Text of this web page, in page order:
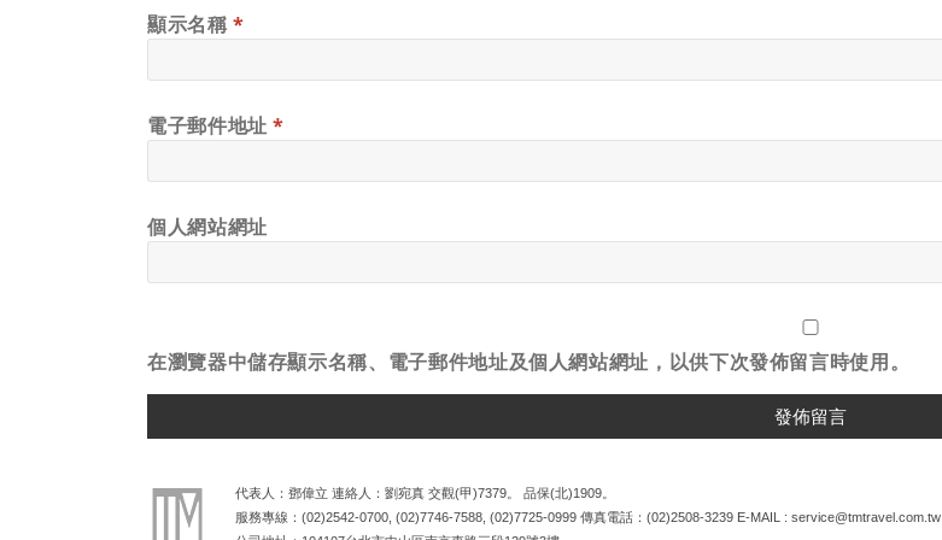
顯示名稱*
電子郵件地址*
個人網站網址
在瀏覽器中儲存顯示名稱、電子郵件地址及個人網站網址，以供下次發佈留言時使用。
代表人：鄧偉立 連絡人：劉宛真 交觀(甲)7379。 品保(北)1909。
服務專線： (02)2542-0700 (02)7746-7588 (02)7725-0999 傳真電話： (02)2508-3239 E-MAIL : service@tmtravel.com.tw